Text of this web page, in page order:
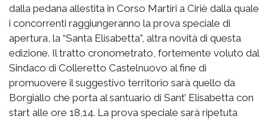
dalla pedana allestita in Corso Martiri a Ciriè dalla quale
i concorrenti raggiungeranno la prova speciale di
apertura, la “Santa Elisabetta”, altra novità di questa
edizione. Il tratto cronometrato, fortemente voluto dal
Sindaco di Colleretto Castelnuovo al fine di
promuovere il suggestivo territorio sarà quello da
Borgiallo che porta al santuario di Sant’ Elisabetta con
start alle ore 18,14. La prova speciale sarà ripetuta